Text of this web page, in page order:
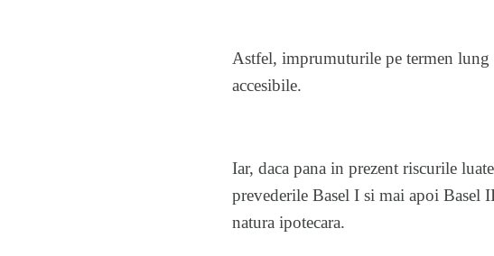
Astfel, imprumuturile pe termen
accesibile.
Iar, daca pana in prezent riscurile
prevederile Basel I si mai apoi Basel
natura ipotecara.